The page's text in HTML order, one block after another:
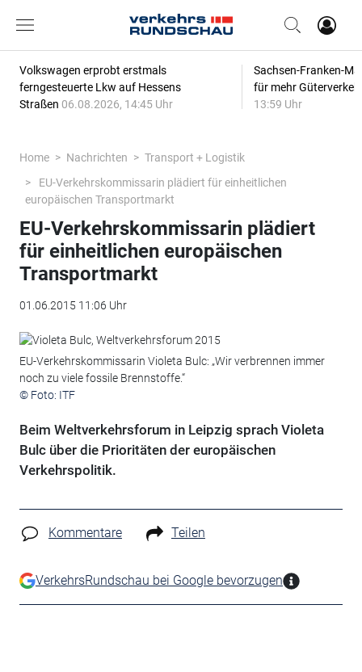
Volkswagen erprobt erstmals
ferngesteuerte Lkw auf Hessens
Straßen 06.08.2026, 14:45 Uhr
Sachsen-Franken-
für mehr
13:59 Uhr
Home Nachrichten
Transport + Logistik
EU-Verkehrskommissarin plädiert für einheitlichen
europäischen Transportmarkt
EU-Verkehrskommissarin plädiert
für einheitlichen europäischen
Transportmarkt
01.06.2015 11:06 Uhr
EU-Verkehrskommissarin Violeta Bulc: „Wir verbrennen immer
noch zu viele fossile Brennstoffe.“
© Foto: ITF
Beim Weltverkehrsforum in Leipzig sprach Violeta
Bulc über die Prioritäten der europäischen
Verkehrspolitik.
Kommentare Teilen
VerkehrsRundschau bei Google bevorzugen